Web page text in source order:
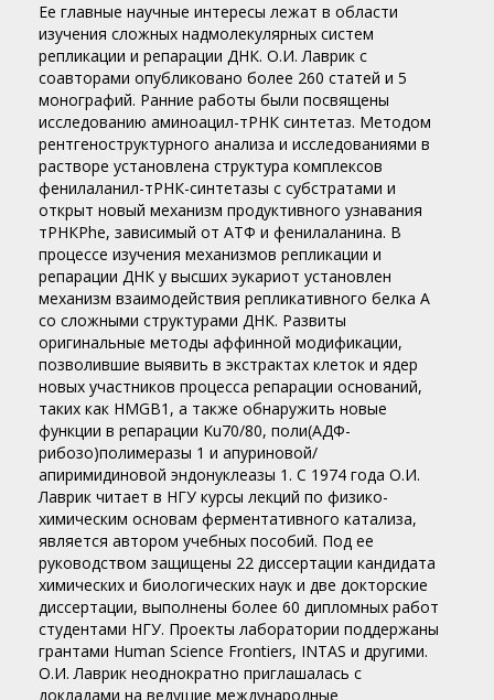
Ее главные научные интересы лежат в области
изучения сложных надмолекулярных систем
репликации и репарации ДНК. О.И. Лаврик с
соавторами опубликовано более 260 статей и 5
монографий. Ранние работы были посвящены
исследованию аминоацил-тРНК синтетаз. Методом
рентгеноструктурного анализа и исследованиями в
растворе установлена структура комплексов
фенилаланил-тРНК-синтетазы с субстратами и
открыт новый механизм продуктивного узнавания
тРНКPhe, зависимый от АТФ и фенилаланина. В
процессе изучения механизмов репликации и
репарации ДНК у высших эукариот установлен
механизм взаимодействия репликативного белка А
со сложными структурами ДНК. Развиты
оригинальные методы аффинной модификации,
позволившие выявить в экстрактах клеток и ядер
новых участников процесса репарации оснований,
таких как HMGB1, а также обнаружить новые
функции в репарации Ku70/80, поли(АДФ-
рибозо)полимеразы 1 и апуриновой/
апиримидиновой эндонуклеазы 1. С 1974 года О.И.
Лаврик читает в НГУ курсы лекций по физико-
химическим основам ферментативного катализа,
является автором учебных пособий. Под ее
руководством защищены 22 диссертации кандидата
химических и биологических наук и две докторские
диссертации, выполнены более 60 дипломных работ
студентами НГУ. Проекты лаборатории поддержаны
грантами Human Science Frontiers, INTAS и другими.
О.И. Лаврик неоднократно приглашалась с
докладами на ведущие международные